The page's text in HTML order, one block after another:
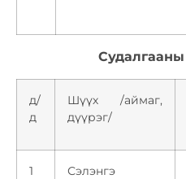
д/
д
Шүүх /аймаг,
дүүрэг/
1 Сэлэнгэ